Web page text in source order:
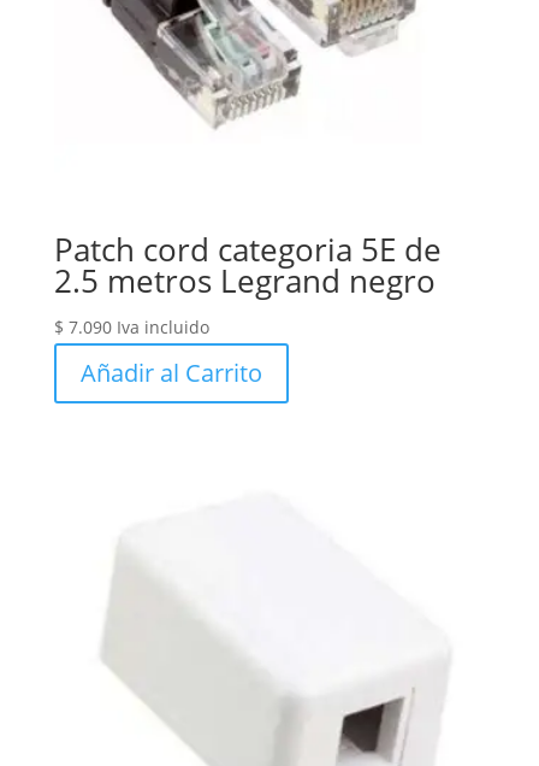
Patch cord categoria 5E de
2.5 metros Legrand negro
$ 7.090 Iva incluido
Añadir al Carrito